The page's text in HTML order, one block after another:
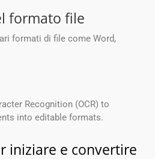
formato file
formati di file come Word,
Recognition (OCR) to
into editable formats.
iniziare e convertire